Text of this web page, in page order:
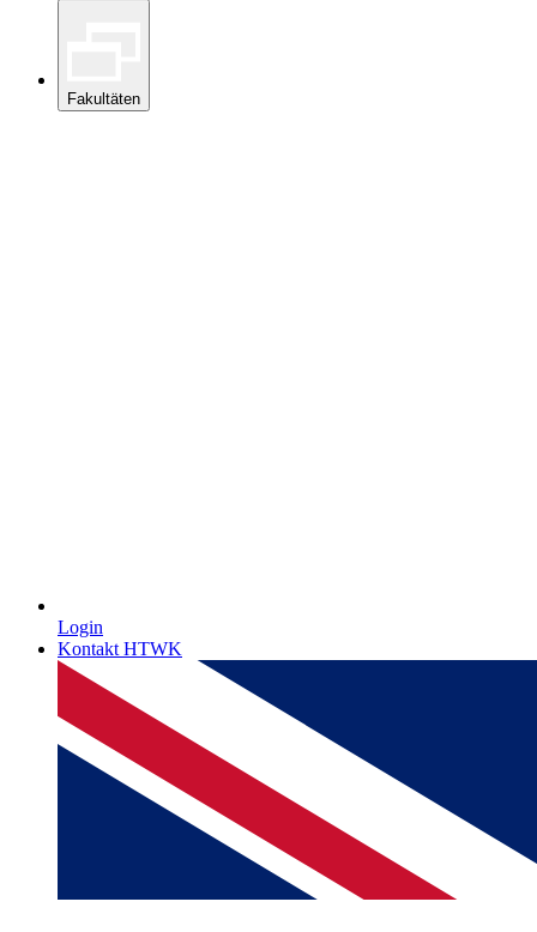
Fakultäten
Login
Kontakt HTWK